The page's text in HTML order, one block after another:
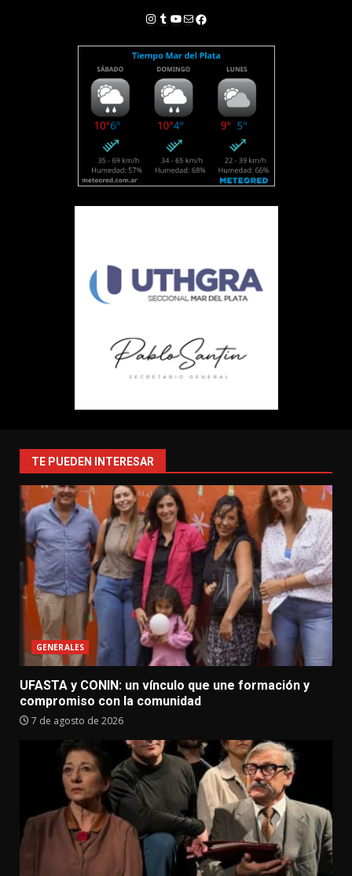
Instagram
Tumblr
YouTube
Correo electrónico
Facebook
TE PUEDEN INTERESAR
GENERALES
UFASTA y CONIN: un vínculo que une formación y
compromiso con la comunidad
7 de agosto de 2026